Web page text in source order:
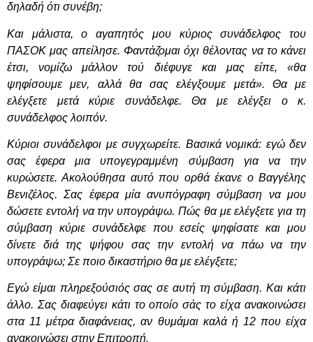
δηλαδή ότι συνέβη;
Και μάλιστα, ο αγαπητός μου κύριος συνάδελφος του
ΠΑΣΟΚ μας απείλησε. Φαντάζομαι όχι θέλοντας να το κάνει
έτσι, νομίζω μάλλον τού διέφυγε και μας είπε, «θα
ψηφίσουμε μεν, αλλά θα σας ελέγξουμε μετά». Θα με
ελέγξετε μετά κύριε συνάδελφε. Θα με ελέγξει ο κ.
συνάδελφος λοιπόν.
Κύριοι συνάδελφοι με συγχωρείτε. Βασικά νομικά: εγώ δεν
σας έφερα μια υπογεγραμμένη σύμβαση για να την
κυρώσετε. Ακολούθησα αυτό που ορθά έκανε ο Βαγγέλης
Βενιζέλος. Σας έφερα μία ανυπόγραφη σύμβαση να μου
δώσετε εντολή να την υπογράψω. Πώς θα με ελέγξετε για τη
σύμβαση κύριε συνάδελφε που εσείς ψηφίσατε και μου
δίνετε διά της ψήφου σας την εντολή να πάω να την
υπογράψω; Σε ποιο δικαστήριο θα με ελέγξετε;
Εγώ είμαι πληρεξούσιός σας σε αυτή τη σύμβαση. Και κάτι
άλλο. Σας διαφεύγει κάτι το οποίο σάς το είχα ανακοινώσει
στα 11 μέτρα διαφάνειας, αν θυμάμαι καλά ή 12 που είχα
ανακοινώσει στην Επιτροπή.